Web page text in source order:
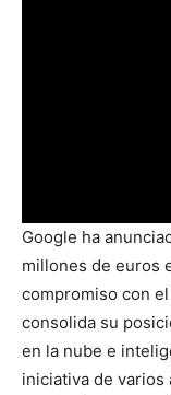
Google ha
millones de euros
compromiso con
consolida su
en la nube e
iniciativa de varios